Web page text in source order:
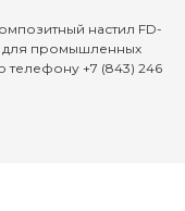
настил FD-
для промышленных
телефону +7 (843) 246